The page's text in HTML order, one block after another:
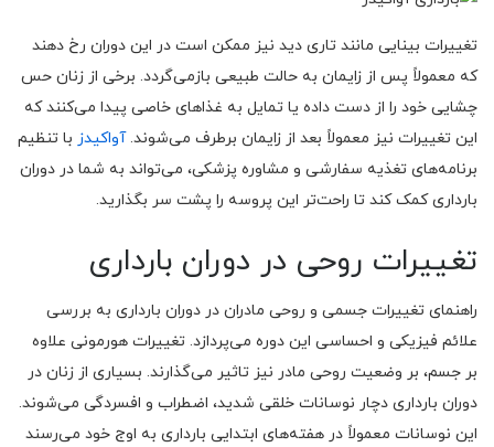
تغییرات بینایی مانند تاری دید نیز ممکن است در این دوران رخ دهند
که معمولاً پس از زایمان به حالت طبیعی بازمی‌گردد. برخی از زنان حس
چشایی خود را از دست داده یا تمایل به غذاهای خاصی پیدا می‌کنند که
این تغییرات نیز معمولاً بعد از زایمان برطرف می‌شوند.آواکیدز با تنظیم
برنامه‌های تغذیه‌ سفارشی‌ و مشاوره پزشکی، می‌تواند به شما در دوران
بارداری کمک کند تا راحت‌تر این پروسه را پشت سر بگذارید.
تغییرات روحی در دوران بارداری
راهنمای تغییرات جسمی و روحی مادران در دوران بارداری به بررسی
علائم فیزیکی و احساسی این دوره می‌پردازد. تغییرات هورمونی علاوه
بر جسم، بر وضعیت روحی مادر نیز تاثیر می‌گذارند. بسیاری از زنان در
دوران بارداری دچار نوسانات خلقی شدید، اضطراب و افسردگی می‌شوند.
این نوسانات معمولاً در هفته‌های ابتدایی بارداری به اوج خود می‌رسند